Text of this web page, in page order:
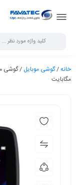
خانه/گوشی موبایل
مگابایت